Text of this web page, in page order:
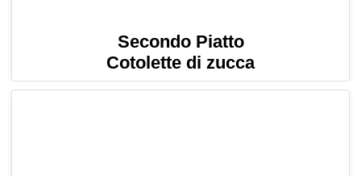
Secondo Piatto
Cotolette di zucca